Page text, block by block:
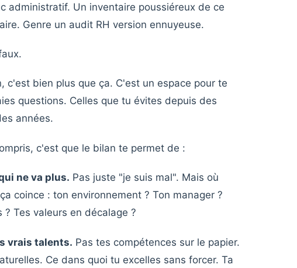
administratif. Un inventaire poussiéreux de ce
Genre un audit RH version ennuyeuse.
c'est bien plus que ça. C'est un espace pour te
questions. Celles que tu évites depuis des
années.
c'est que le bilan te permet de :
ne va plus. Pas juste "je suis mal". Mais où
coince : ton environnement ? Ton manager ?
? Tes valeurs en décalage ?
vrais talents. Pas tes compétences sur le papier.
Ce dans quoi tu excelles sans forcer. Ta